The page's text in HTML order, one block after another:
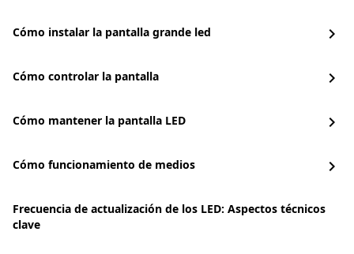
Cómo instalar la pantalla grande led chevron_right
Cómo controlar la pantalla chevron_right
Cómo mantener la pantalla LED chevron_right
Cómo funcionamiento de medios chevron_right
Frecuencia de actualización de los LED: Aspectos técnicos
clave